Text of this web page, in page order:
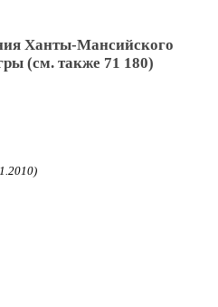
Ханты-Мансийского
(см. также 71 180)